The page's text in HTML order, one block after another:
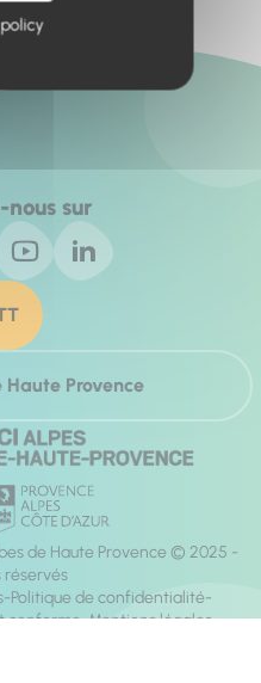
sur
Provence
de Haute Provence © 2025 -
réservés
Politique de confidentialité
conforme Mentions légales